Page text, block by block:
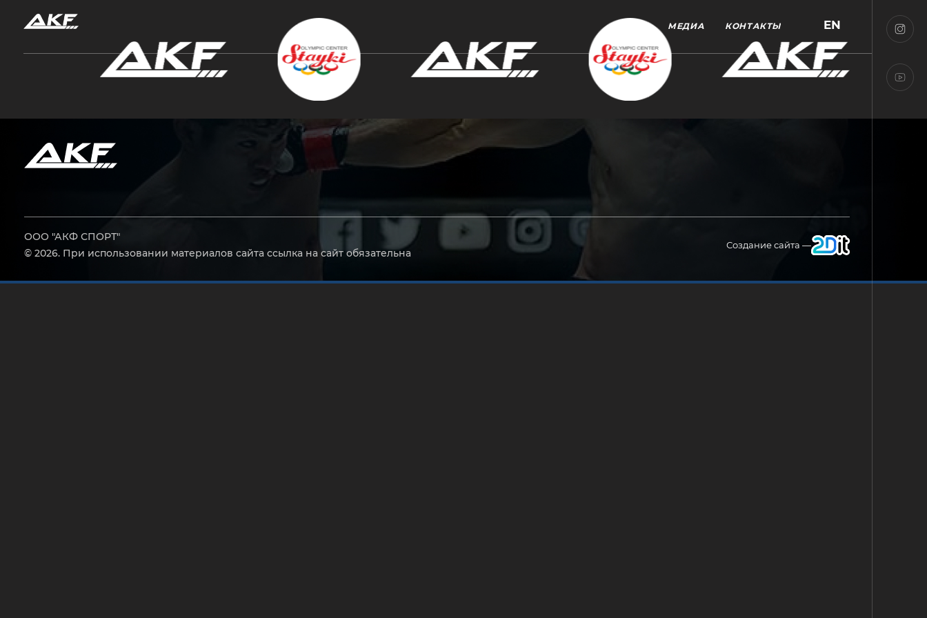
МЕДИА КОНТАКТЫ EN
ООО "АКФ СПОРТ"
© 2026. При использовании материалов сайта ссылка на сайт обязательна
Создание сайта —
Нажмите Enter для поиска или Esc, чтобы закрыть